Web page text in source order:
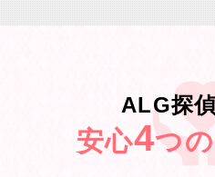
ALG探
安心4つ